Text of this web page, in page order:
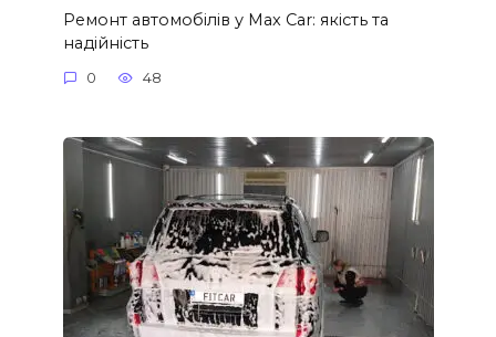
Ремонт автомобілів у Max Car: якість та
надійність
0 48